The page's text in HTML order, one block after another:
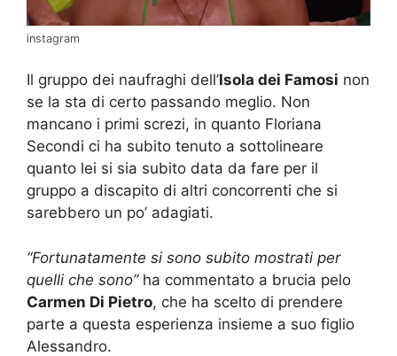
instagram
Il gruppo dei naufraghi dell’Isola dei Famosi non
se la sta di certo passando meglio. Non
mancano i primi screzi, in quanto Floriana
Secondi ci ha subito tenuto a sottolineare
quanto lei si sia subito data da fare per il
gruppo a discapito di altri concorrenti che si
sarebbero un po’ adagiati.
“Fortunatamente si sono subito mostrati per
quelli che sono”ha commentato a brucia pelo
Carmen Di Pietro, che ha scelto di prendere
parte a questa esperienza insieme a suo figlio
Alessandro.